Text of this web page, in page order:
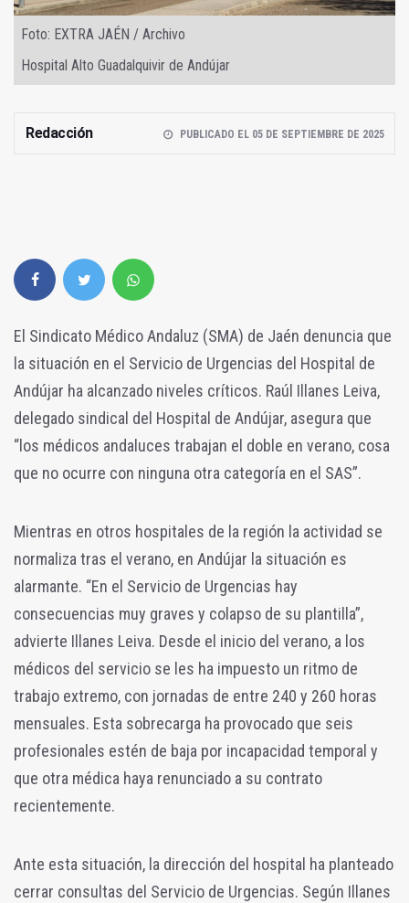
Foto: EXTRA JAÉN / Archivo
Hospital Alto Guadalquivir de Andújar
Redacción PUBLICADO EL 05 DE SEPTIEMBRE DE 2025
El Sindicato Médico Andaluz (SMA) de Jaén denuncia que
la situación en el Servicio de Urgencias del Hospital de
Andújar ha alcanzado niveles críticos. Raúl Illanes Leiva,
delegado sindical del Hospital de Andújar, asegura que
“los médicos andaluces trabajan el doble en verano, cosa
que no ocurre con ninguna otra categoría en el SAS”.
Mientras en otros hospitales de la región la actividad se
normaliza tras el verano, en Andújar la situación es
alarmante. “En el Servicio de Urgencias hay
consecuencias muy graves y colapso de su plantilla”,
advierte Illanes Leiva. Desde el inicio del verano, a los
médicos del servicio se les ha impuesto un ritmo de
trabajo extremo, con jornadas de entre 240 y 260 horas
mensuales. Esta sobrecarga ha provocado que seis
profesionales estén de baja por incapacidad temporal y
que otra médica haya renunciado a su contrato
recientemente.
Ante esta situación, la dirección del hospital ha planteado
cerrar consultas del Servicio de Urgencias. Según Illanes